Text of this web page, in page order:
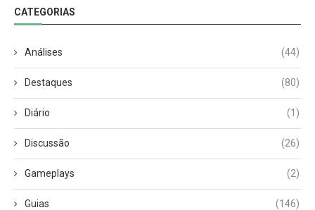
CATEGORIAS
Análises (44)
Destaques (80)
Diário (1)
Discussão (26)
Gameplays (2)
Guias (146)